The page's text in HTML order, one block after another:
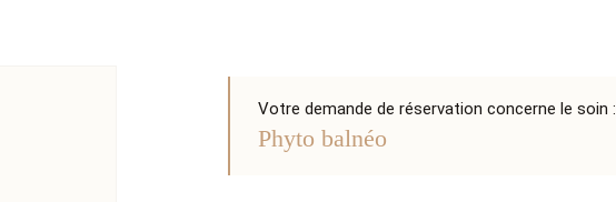
Votre demande de réservation concerne le soin :
Phyto balnéo